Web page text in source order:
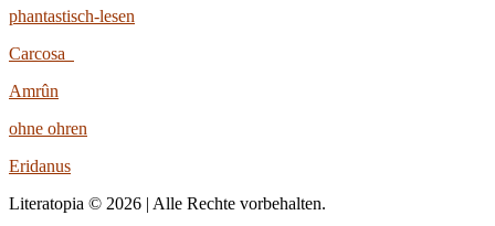
phantastisch-lesen
Carcosa
Amrûn
ohne ohren
Eridanus
Literatopia © 2026 | Alle Rechte vorbehalten.